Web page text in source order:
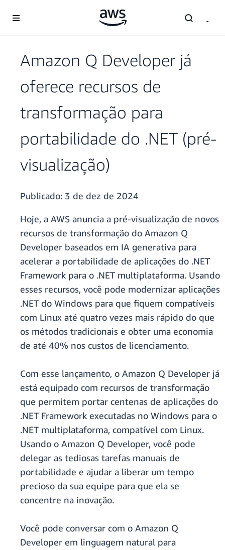
Pular para o conteúdo principal
Amazon Q Developer já
oferece recursos de
transformação para
portabilidade do .NET (pré-
visualização)
Publicado: 3 de dez de 2024
Hoje, a AWS anuncia a pré-visualização de novos
recursos de transformação do Amazon Q
Developer baseados em IA generativa para
acelerar a portabilidade de aplicações do .NET
Framework para o .NET multiplataforma. Usando
esses recursos, você pode modernizar aplicações
.NET do Windows para que fiquem compatíveis
com Linux até quatro vezes mais rápido do que
os métodos tradicionais e obter uma economia
de até 40% nos custos de licenciamento.
Com esse lançamento, o Amazon Q Developer já
está equipado com recursos de transformação
que permitem portar centenas de aplicações do
.NET Framework executadas no Windows para o
.NET multiplataforma, compatível com Linux.
Usando o Amazon Q Developer, você pode
delegar as tediosas tarefas manuais de
portabilidade e ajudar a liberar um tempo
precioso da sua equipe para que ela se
concentre na inovação.
Você pode conversar com o Amazon Q
Developer em linguagem natural para